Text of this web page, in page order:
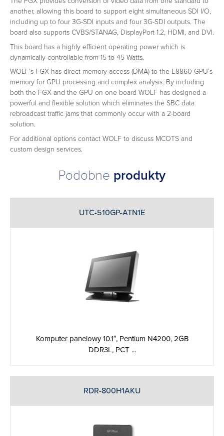
another, allowing this board to support eight simultaneous SDI I/O,
including up to four 3G-SDI inputs and four 3G-SDI outputs. The
board also supports CVBS/STANAG, DisplayPort 1.2, HDMI, and DVI.
This board has a highly efficient operating power which is
dynamically controllable from 15 to 45 Watts.
WOLF’s FGX has direct memory access (DMA) to the E8860 GPU’s
memory for GPU processing and complex analysis. By including
both the FGX and the GPU on one board WOLF has designed a
powerful and flexible solution which eliminates the SBC data
rebroadcast traffic jams that commonly occur with a 2-board
solution.
For additional options contact WOLF to discuss MCOTS and
custom design services.
Podobne produkty
UTC-510GP-ATN1E
Komputer panelowy 10.1″, Pentium N4200, 2GB
DDR3L, PCT ...
RDR-800H1AKU